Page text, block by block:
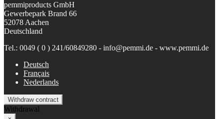
pemmiproducts GmbH
Gewerbepark Brand 66
52078 Aachen
Deutschland
Tel.: 0049 ( 0 ) 241/60849280 - info@pemmi.de - www.pemmi.de
Deutsch
Français
Nederlands
Withdraw contract
Withdrawal